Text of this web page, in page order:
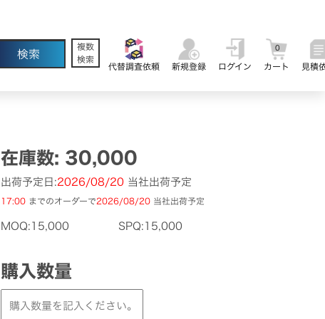
複数
検索
代替調査依頼
新規登録 ログイン カート
0
見積
在庫数: 30,000
出荷予定日:2026/08/20当社出荷予定
17:00までのオーダーで2026/08/20当社出荷予定
MOQ:15,000 SPQ:15,000
購入数量